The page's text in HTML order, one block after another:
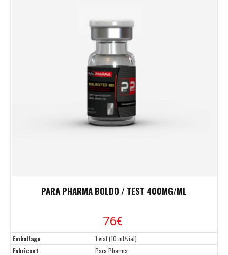
PARA PHARMA BOLDO / TEST 400MG/ML
76€
Emballage
1 vial (10 ml/vial)
Fabricant
Para Pharma